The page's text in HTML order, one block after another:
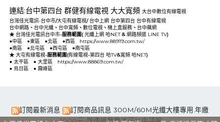
連結:台中第四台 群健有線電視 大大寬頻 大台中數位有線電視
台灣佳光電訊-台中市/大屯有線電視/ 台中上網 台中第四台 台中有線電視
台中網路、 台中光纖、 台中寬頻、 數位電視、 機上盒服務、 台中飆網
★ 台灣佳光電訊台中市-服務範圍(光纖上網 哈NET& 網路頻道 LINE TV)
●中區 ●東區 ●北區 ●西區
https://www.88919.com.tw/
●南區 ●北屯區 ●西屯區 ●南屯區
★ 大屯有線電視-服務範圍(有線電視-第四台 哈TV&寬頻 哈NET)
● 太平區 ● 大里區
https://www.88869.com.tw/
● 烏日區 ● 霧峰區
訂閱最新消息 訂閱商品訊息 300M/60M光纖大樓專用.年繳